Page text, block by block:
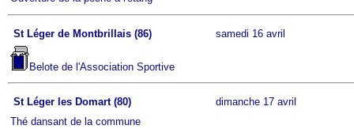
St Léger de Montbrillais (86) samedi 16 avril
Belote de l'Association Sportive
St Léger les Domart (80)
dimanche 17 avril
Thé dansant de la commune